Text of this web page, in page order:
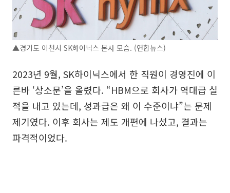
▲경기도 이천시 SK하이닉스 본사 모습. (연합뉴스)
2023년 9월, SK하이닉스에서 한 직원이 경영진에 이
른바 ‘상소문’을 올렸다. “HBM으로 회사가 역대급 실
적을 내고 있는데, 성과급은 왜 이 수준이냐”는 문제
제기였다. 이후 회사는 제도 개편에 나섰고, 결과는
파격적이었다.